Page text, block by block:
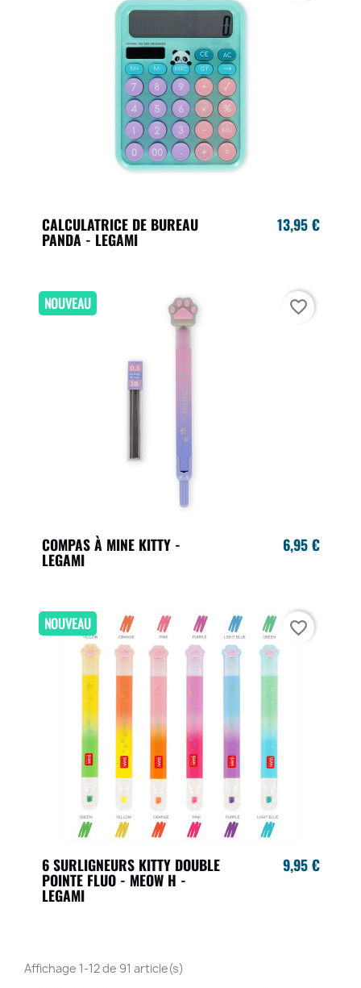
CALCULATRICE DE BUREAU
PANDA - LEGAMI
13,95 €
COMPAS À MINE KITTY -
LEGAMI
6,95 €
NOUVEAU favorite_border
6 SURLIGNEURS KITTY DOUBLE
POINTE FLUO - MEOW H -
LEGAMI
9,95 €
NOUVEAU favorite_border
Affichage 1-12 de 91 article(s)